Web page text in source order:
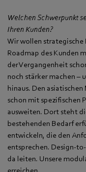
Welchen Schwerpunkt
Ihren Kunden?
Wir wollen strategische
Roadmap des Kunden
der Vergangenheit
noch stärker machen –
hinaus. Den
schon mit spezifischen
ausweiten. Dort steht
bestehenden Bedarf
entwickeln, die den
entsprechen. Design-
da leiten. Unsere